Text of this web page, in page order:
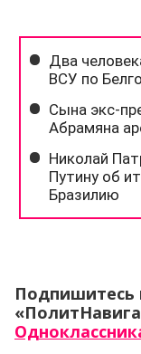
Подпишитесь